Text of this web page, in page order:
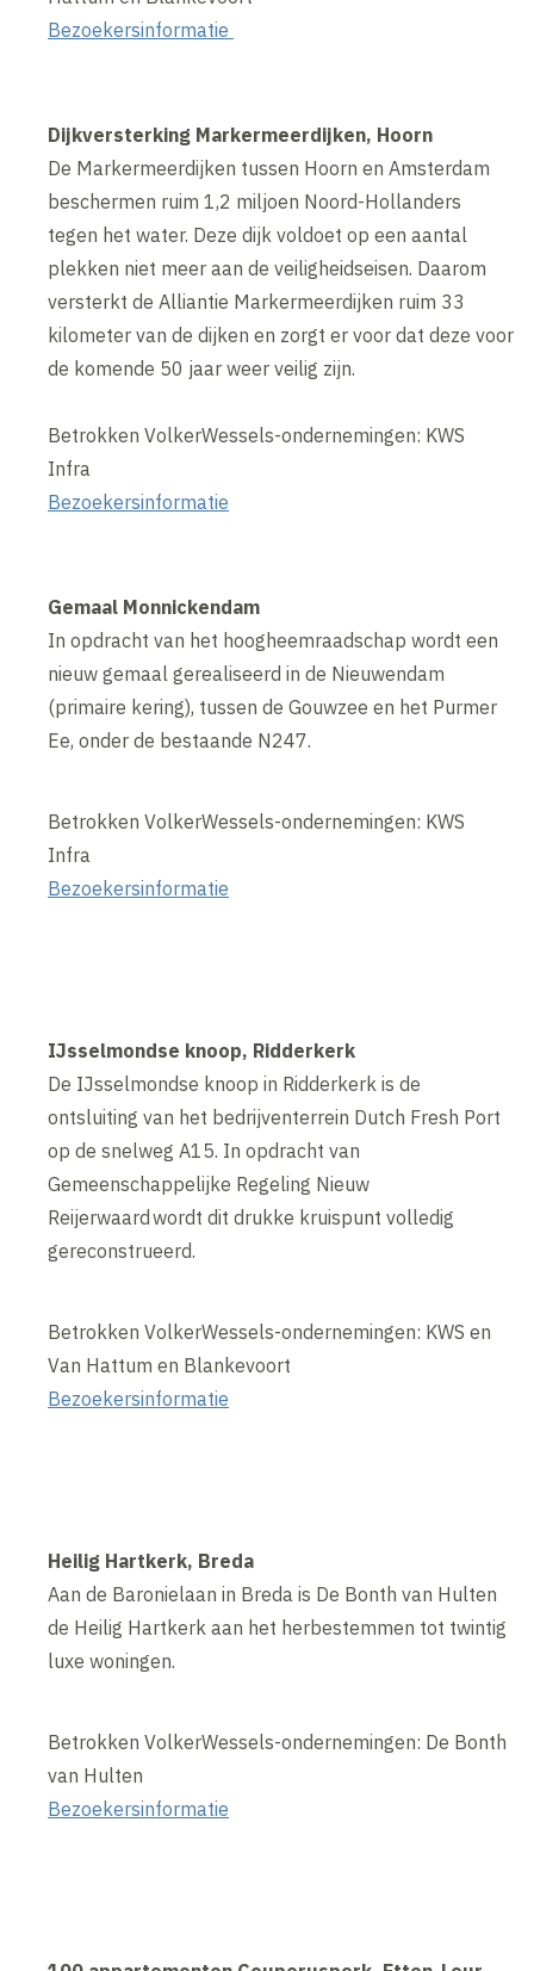
Bezoekersinformatie
Dijkversterking Markermeerdijken, Hoorn
De Markermeerdijken tussen Hoorn en Amsterdam
beschermen ruim 1,2 miljoen Noord-Hollanders
tegen het water. Deze dijk voldoet op een aantal
plekken niet meer aan de veiligheidseisen. Daarom
versterkt de Alliantie Markermeerdijken ruim 33
kilometer van de dijken en zorgt er voor dat deze voor
de komende 50 jaar weer veilig zijn.
Betrokken VolkerWessels-ondernemingen: KWS
Infra
Bezoekersinformatie
Gemaal Monnickendam
In opdracht van het hoogheemraadschap wordt een
nieuw gemaal gerealiseerd in de Nieuwendam
(primaire kering), tussen de Gouwzee en het Purmer
Ee, onder de bestaande N247.
Betrokken VolkerWessels-ondernemingen: KWS
Infra
Bezoekersinformatie
IJsselmondse knoop, Ridderkerk
De IJsselmondse knoop in Ridderkerk is de
ontsluiting van het bedrijventerrein Dutch Fresh Port
op de snelweg A15. In opdracht van
Gemeenschappelijke Regeling Nieuw
Reijerwaard wordt dit drukke kruispunt volledig
gereconstrueerd.
Betrokken VolkerWessels-ondernemingen: KWS en
Van Hattum en Blankevoort
Bezoekersinformatie
Heilig Hartkerk, Breda
Aan de Baronielaan in Breda is De Bonth van Hulten
de Heilig Hartkerk aan het herbestemmen tot twintig
luxe woningen.
Betrokken VolkerWessels-ondernemingen: De Bonth
van Hulten
Bezoekersinformatie